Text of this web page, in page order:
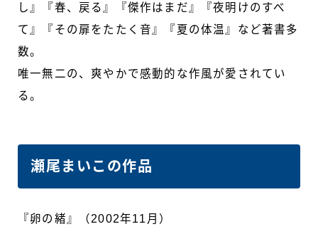
し』『春、戻る』『傑作はまだ』『夜明けのすべ
て』『その扉をたたく音』『夏の体温』など著書多
数。
唯一無二の、爽やかで感動的な作風が愛されてい
る。
瀬尾まいこの作品
『卵の緒』（2002年11月）